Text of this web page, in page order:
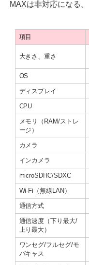
MAXは非対応になる。
項目
大きさ、重さ
OS
ディスプレイ
CPU
メモリ（RAM/ストレ
ージ）
カメラ
インカメラ
microSDHC/SDXC
Wi-Fi（無線LAN）
通信方式
通信速度（下り最大/
上り最大）
ワンセグ/フルセグ/モ
バキャス